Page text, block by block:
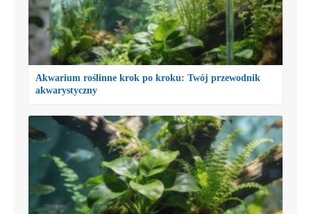
Akwarium roślinne krok po kroku: Twój przewodnik
akwarystyczny